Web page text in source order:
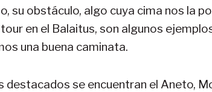
su obstáculo, algo cuya cima nos la
en el Balaitus, son algunos
una buena caminata.
destacados se encuentran el Aneto,